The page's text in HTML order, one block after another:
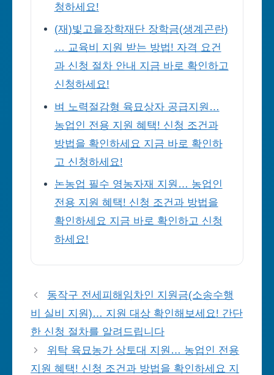
청하세요!
(재)빛고을장학재단 장학금(생계곤란)
… 교육비 지원 받는 방법! 자격 요건
과 신청 절차 안내 지금 바로 확인하고
신청하세요!
벼 노력절감형 육묘상자 공급지원…
농업인 전용 지원 혜택! 신청 조건과
방법을 확인하세요 지금 바로 확인하
고 신청하세요!
논농업 필수 영농자재 지원… 농업인
전용 지원 혜택! 신청 조건과 방법을
확인하세요 지금 바로 확인하고 신청
하세요!
동작구 전세피해임차인 지원금(소송수행
비 실비 지원)… 지원 대상 확인해보세요! 간단
한 신청 절차를 알려드립니다
위탁 육묘농가 상토대 지원… 농업인 전용
지원 혜택! 신청 조건과 방법을 확인하세요 지